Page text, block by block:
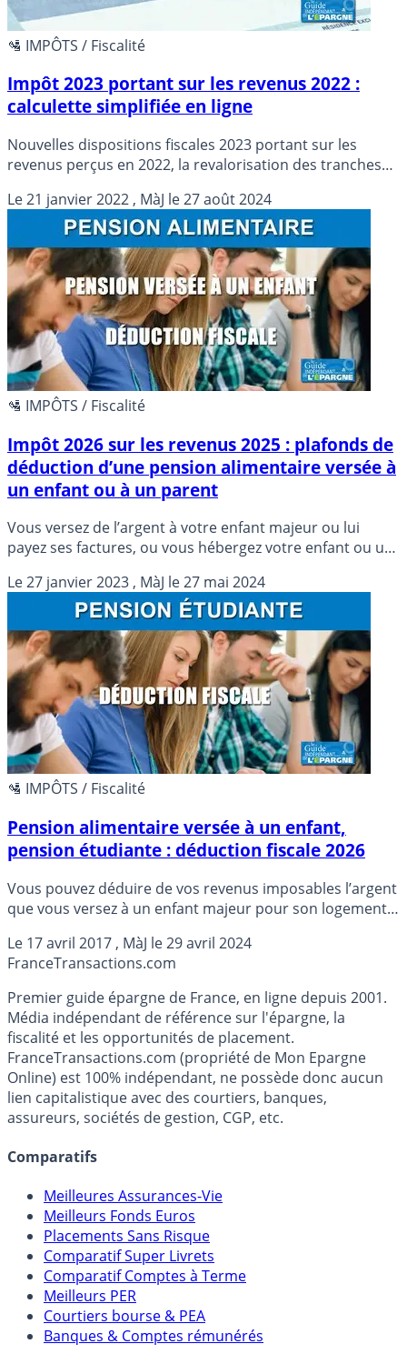
🛂 IMPÔTS / Fiscalité
Impôt 2023 portant sur les revenus 2022 :
calculette simplifiée en ligne
Nouvelles dispositions fiscales 2023 portant sur les
revenus perçus en 2022, la revalorisation des tranches
d’impôt à payer, jusqu’à 23% ! Estimez votre impôt sur le
revenu 2023 avec cette calculette hyper simplifiée.
Le21 janvier 2022 , MàJ le27 août 2024
🛂 IMPÔTS / Fiscalité
Impôt 2026 sur les revenus 2025 : plafonds de
déduction d’une pension alimentaire versée à
un enfant ou à un parent
Vous versez de l’argent à votre enfant majeur ou lui
payez ses factures, ou vous hébergez votre enfant ou un
revenus imposables, sous conditions.
Le27 janvier 2023, MàJ le27 mai 2024
🛂 IMPÔTS / Fiscalité
Pension alimentaire versée à un enfant,
pension étudiante : déduction fiscale 2026
Vous pouvez déduire de vos revenus imposables l’argent
que vous versez à un enfant majeur pour son logement,
Dans la limite des plafonds de déduction de revenus
imposables en vigueur. Détails.
Le 17 avril 2017 , MàJ le29 avril 2024
FranceTransactions.com
Premier guide épargne de France, en ligne depuis 2001.
Média indépendant de référence sur l'épargne, la
fiscalité et les opportunités de placement.
FranceTransactions.com (propriété de Mon Epargne
Online) est 100% indépendant, ne possède donc aucun
lien capitalistique avec des courtiers, banques,
assureurs, sociétés de gestion, CGP, etc.
Comparatifs
Meilleures Assurances-Vie
Meilleurs Fonds Euros
Placements Sans Risque
Comparatif Super Livrets
Comparatif Comptes à Terme
Meilleurs PER
Courtiers bourse & PEA
Banques & Comptes rémunérés